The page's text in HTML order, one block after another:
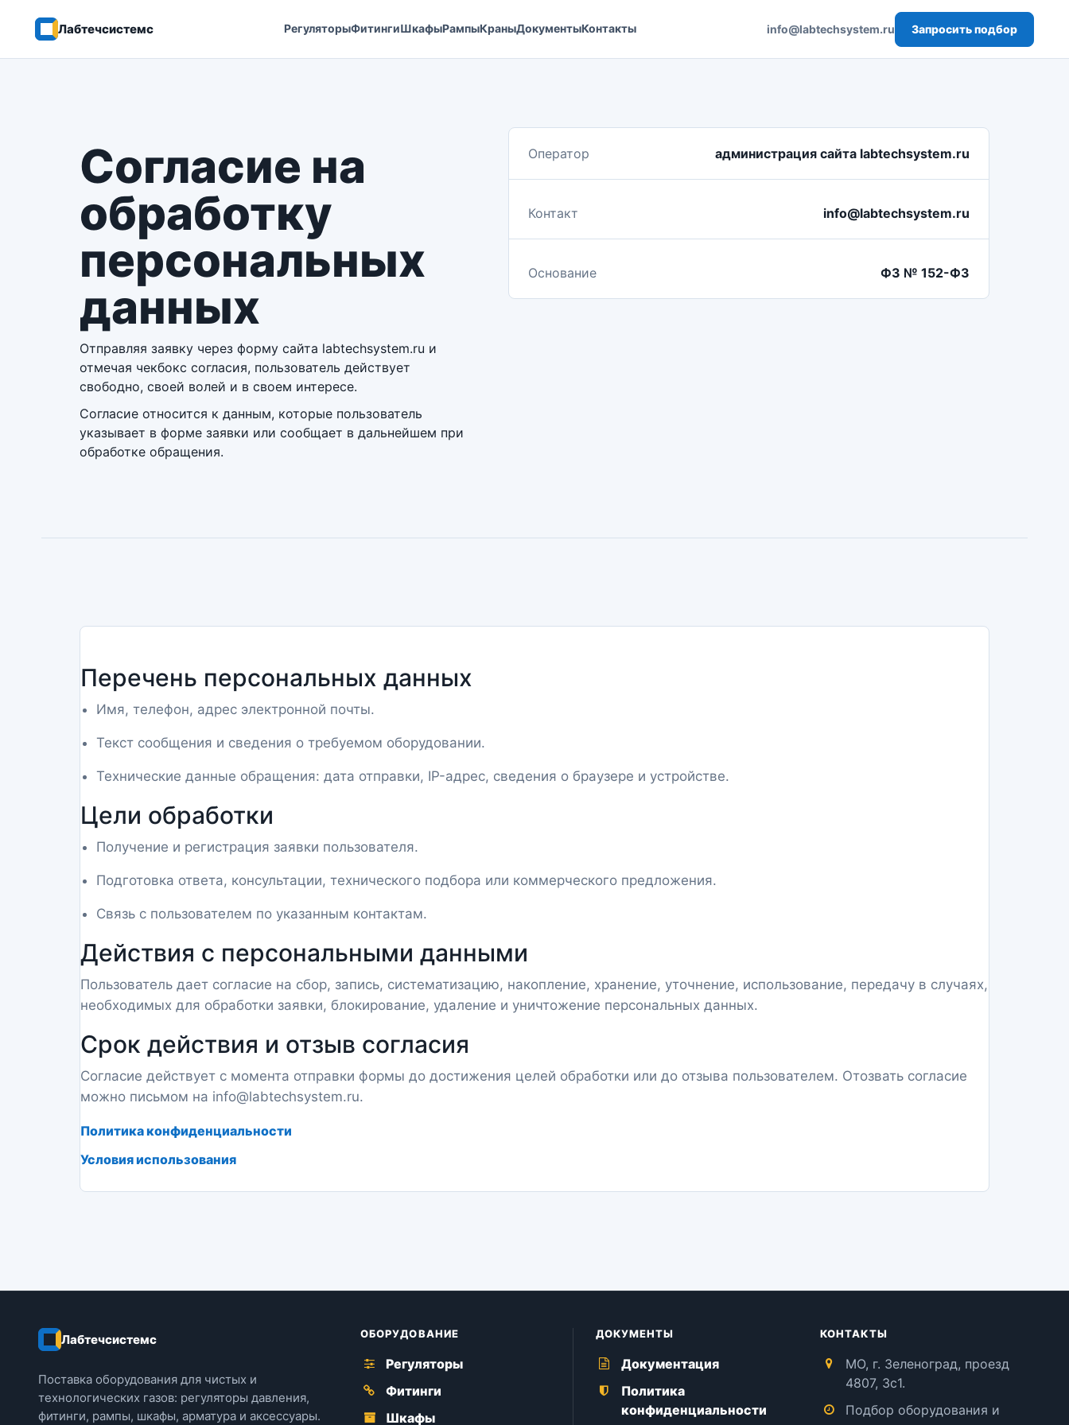
Лабтечсистемс РегуляторыФитингиШкафыРампыКраныДокументыКонтакты info@labtechsystem.ru Запросить подбор
Согласие на
обработку
персональных
данных
Отправляя заявку через форму сайта labtechsystem.ru и
отмечая чекбокс согласия, пользователь действует
свободно, своей волей и в своем интересе.
Согласие относится к данным, которые пользователь
указывает в форме заявки или сообщает в дальнейшем при
обработке обращения.
Оператор администрация сайта labtechsystem.ru
Контакт info@labtechsystem.ru
Основание ФЗ № 152-ФЗ
Перечень персональных данных
Имя, телефон, адрес электронной почты.
Текст сообщения и сведения о требуемом оборудовании.
Технические данные обращения: дата отправки, IP-адрес, сведения о браузере и устройстве.
Цели обработки
Получение и регистрация заявки пользователя.
Подготовка ответа, консультации, технического подбора или коммерческого предложения.
Связь с пользователем по указанным контактам.
Действия с персональными данными
Пользователь дает согласие на сбор, запись, систематизацию, накопление, хранение, уточнение, использование, передачу в случаях,
необходимых для обработки заявки, блокирование, удаление и уничтожение персональных данных.
Срок действия и отзыв согласия
Согласие действует с момента отправки формы до достижения целей обработки или до отзыва пользователем. Отозвать согласие
можно письмом на info@labtechsystem.ru.
Политика конфиденциальности
Условия использования
Лабтечсистемс
Поставка оборудования для чистых и
технологических газов: регуляторы давления,
фитинги, рампы, шкафы, арматура и аксессуары.
ОБОРУДОВАНИЕ
Регуляторы
Фитинги
Шкафы
ДОКУМЕНТЫ
Документация
Политика
конфиденциальности
КОНТАКТЫ
МО, г. Зеленоград, проезд
4807, 3с1.
Подбор оборудования и